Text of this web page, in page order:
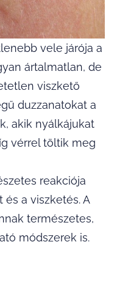
vele járója a
ártalmatlan, de
viszkető
duzzanatokat a
akik nyálkájukat
vérrel töltik meg
reakciója
és a viszketés. A
természetes,
módszerek is.